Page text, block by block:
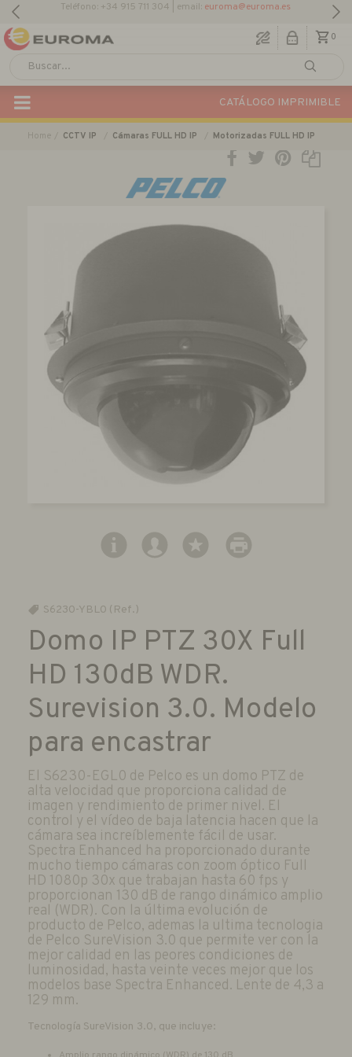
Teléfono: +34 915 711 304 | email: euroma@euroma.es
0
CATÁLOGO IMPRIMIBLE
Home CCTV IP Cámaras FULL HD IP Motorizadas FULL HD IP
S6230-YBL0 (Ref.)
Domo IP PTZ 30X Full
HD 130dB WDR.
Surevision 3.0. Modelo
para encastrar
El S6230-EGL0 de Pelco es un domo PTZ de
alta velocidad que proporciona calidad de
imagen y rendimiento de primer nivel. El
control y el vídeo de baja latencia hacen que la
cámara sea increíblemente fácil de usar.
Spectra Enhanced ha proporcionado durante
mucho tiempo cámaras con zoom óptico Full
HD 1080p 30x que trabajan hasta 60 fps y
proporcionan 130 dB de rango dinámico amplio
real (WDR). Con la última evolución de
producto de Pelco, ademas la ultima tecnologia
de Pelco SureVision 3.0 que permite ver con la
mejor calidad en las peores condiciones de
luminosidad, hasta veinte veces mejor que los
modelos base Spectra Enhanced. Lente de 4,3 a
129 mm.
Tecnología SureVision 3.0, que incluye: